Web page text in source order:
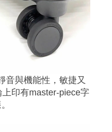
音與機能性，敏捷又
印有master-piece字